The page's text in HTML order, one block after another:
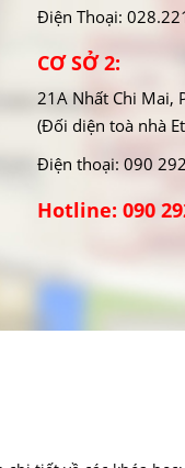
Điện Thoại:
CƠ SỞ 2:
21A Nhất Chi Mai,
(Đối diện toà nhà
Điện thoại: 090
Hotline: 090